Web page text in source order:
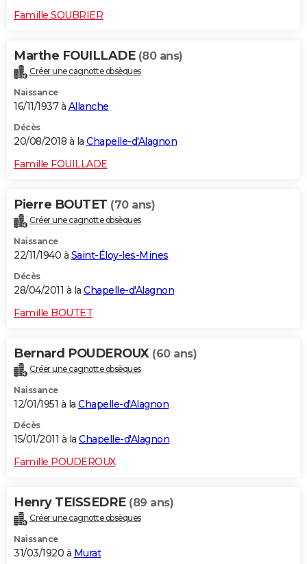
Famille SOUBRIER
Marthe FOUILLADE (80 ans)
Créer une cagnotte obsèques
Naissance
16/11/1937 à Allanche
Décès
20/08/2018 à la Chapelle-d'Alagnon
Famille FOUILLADE
Pierre BOUTET (70 ans)
Créer une cagnotte obsèques
Naissance
22/11/1940 à Saint-Éloy-les-Mines
Décès
28/04/2011 à la Chapelle-d'Alagnon
Famille BOUTET
Bernard POUDEROUX (60 ans)
Créer une cagnotte obsèques
Naissance
12/01/1951 à la Chapelle-d'Alagnon
Décès
15/01/2011 à la Chapelle-d'Alagnon
Famille POUDEROUX
Henry TEISSEDRE (89 ans)
Créer une cagnotte obsèques
Naissance
31/03/1920 à Murat